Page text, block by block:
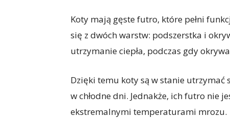
Koty mają gęste futro, które pełni
się z dwóch warstw: podszerstka i
utrzymanie ciepła, podczas gdy
Dzięki temu koty są w stanie
w chłodne dni. Jednakże, ich futro nie
ekstremalnymi temperaturami mrozu.